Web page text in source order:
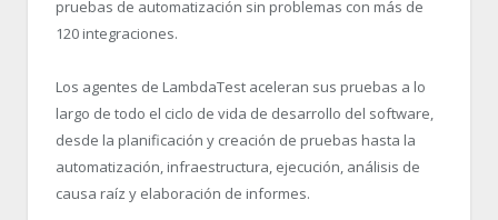
pruebas de automatización sin problemas con más de
120 integraciones.
Los agentes de LambdaTest aceleran sus pruebas a lo
largo de todo el ciclo de vida de desarrollo del software,
desde la planificación y creación de pruebas hasta la
automatización, infraestructura, ejecución, análisis de
causa raíz y elaboración de informes.